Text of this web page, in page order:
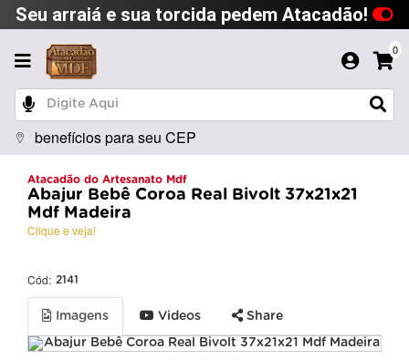
Seu arraiá e sua torcida pedem Atacadão!
0
benefícios para seu CEP
Atacadão do Artesanato Mdf
Abajur Bebê Coroa Real Bivolt 37x21x21
Mdf Madeira
Clique e veja!
Cód: 2141
Imagens Videos Share